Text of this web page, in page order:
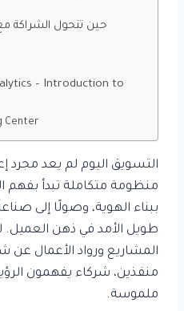
حين تتحول
Center
التسويق اليوم لم يعد مجرد
منظومة متكاملة تبدأ بفهم
ببناء الهوية، وصولًا إلى
طويل الأمد في ذهن
المشاريع ورواد الأعمال عن
منفذين، شركاء يفهمون
ملموسة.